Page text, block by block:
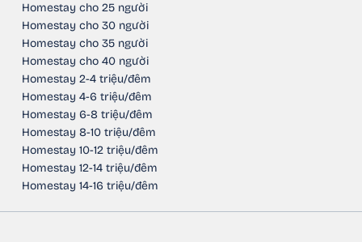
Homestay cho 25 người
Homestay cho 30 người
Homestay cho 35 người
Homestay cho 40 người
Homestay 2-4 triệu/đêm
Homestay 4-6 triệu/đêm
Homestay 6-8 triệu/đêm
Homestay 8-10 triệu/đêm
Homestay 10-12 triệu/đêm
Homestay 12-14 triệu/đêm
Homestay 14-16 triệu/đêm